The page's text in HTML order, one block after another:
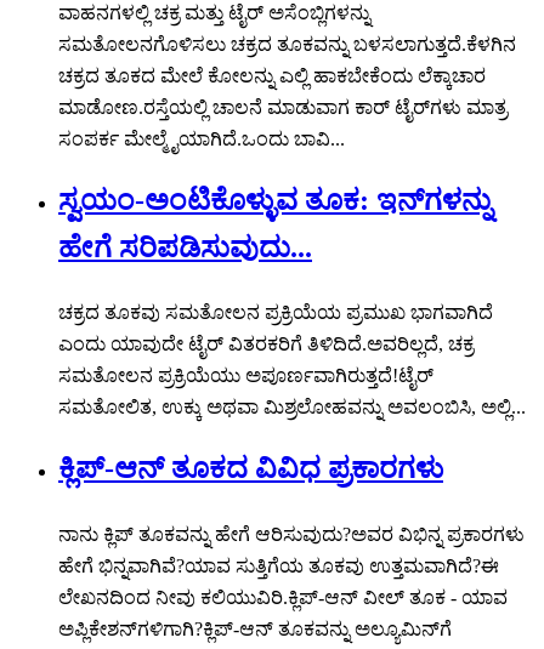
ವಾಹನಗಳಲ್ಲಿ ಚಕ್ರ ಮತ್ತು ಟೈರ್ ಅಸೆಂಬ್ಲಿಗಳನ್ನು
ಸಮತೋಲನಗೊಳಿಸಲು ಚಕ್ರದ ತೂಕವನ್ನು ಬಳಸಲಾಗುತ್ತದೆ.ಕೆಳಗಿನ
ಚಕ್ರದ ತೂಕದ ಮೇಲೆ ಕೋಲನ್ನು ಎಲ್ಲಿ ಹಾಕಬೇಕೆಂದು ಲೆಕ್ಕಾಚಾರ
ಮಾಡೋಣ.ರಸ್ತೆಯಲ್ಲಿ ಚಾಲನೆ ಮಾಡುವಾಗ ಕಾರ್ ಟೈರ್‌ಗಳು ಮಾತ್ರ
ಸಂಪರ್ಕ ಮೇಲ್ಮೈಯಾಗಿದೆ.ಒಂದು ಬಾವಿ...
ಸ್ವಯಂ-ಅಂಟಿಕೊಳ್ಳುವ ತೂಕ: ಇನ್‌ಗಳನ್ನು
ಹೇಗೆ ಸರಿಪಡಿಸುವುದು...
ಚಕ್ರದ ತೂಕವು ಸಮತೋಲನ ಪ್ರಕ್ರಿಯೆಯ ಪ್ರಮುಖ ಭಾಗವಾಗಿದೆ
ಎಂದು ಯಾವುದೇ ಟೈರ್ ವಿತರಕರಿಗೆ ತಿಳಿದಿದೆ.ಅವರಿಲ್ಲದೆ, ಚಕ್ರ
ಸಮತೋಲನ ಪ್ರಕ್ರಿಯೆಯು ಅಪೂರ್ಣವಾಗಿರುತ್ತದೆ!ಟೈರ್
ಸಮತೋಲಿತ, ಉಕ್ಕು ಅಥವಾ ಮಿಶ್ರಲೋಹವನ್ನು ಅವಲಂಬಿಸಿ, ಅಲ್ಲಿ...
ಕ್ಲಿಪ್-ಆನ್ ತೂಕದ ವಿವಿಧ ಪ್ರಕಾರಗಳು
ನಾನು ಕ್ಲಿಪ್ ತೂಕವನ್ನು ಹೇಗೆ ಆರಿಸುವುದು?ಅವರ ವಿಭಿನ್ನ ಪ್ರಕಾರಗಳು
ಹೇಗೆ ಭಿನ್ನವಾಗಿವೆ?ಯಾವ ಸುತ್ತಿಗೆಯ ತೂಕವು ಉತ್ತಮವಾಗಿದೆ?ಈ
ಲೇಖನದಿಂದ ನೀವು ಕಲಿಯುವಿರಿ.ಕ್ಲಿಪ್-ಆನ್ ವೀಲ್ ತೂಕ - ಯಾವ
ಅಪ್ಲಿಕೇಶನ್‌ಗಳಿಗಾಗಿ?ಕ್ಲಿಪ್-ಆನ್ ತೂಕವನ್ನು ಅಲ್ಯೂಮಿನ್‌ಗೆ